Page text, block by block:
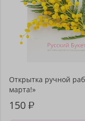
Открытка ручной
марта!»
150₽